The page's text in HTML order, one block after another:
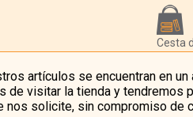
Cesta
artículos se encuentran en un
de visitar la tienda y tendremos
nos solicite, sin compromiso de